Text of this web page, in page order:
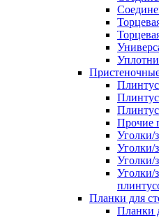
Прочие
Уголки/
Уголки/
Уголки/
Уголки/
Планки для
Планки